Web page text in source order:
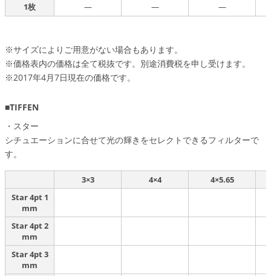
1枚 ― ― ―
※サイズによりご用意がない場合もあります。
※価格表内の価格は全て税抜です。別途消費税を申し受けます。
※2017年4月7日現在の価格です。
■TIFFEN
・スター
シチュエーションに合せて光の輝きをセレクトできるフィルターで
す。
3×3 4×4
4×5.65
Star 4pt 1
mm
Star 4pt 2
mm
Star 4pt 3
mm